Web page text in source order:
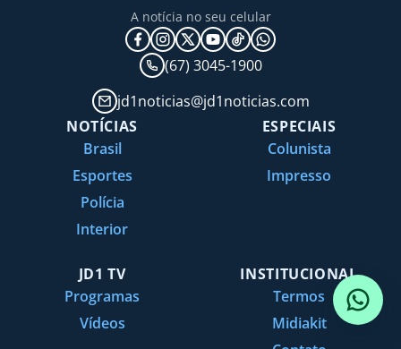
A notícia no seu celular
(67) 3045-1900
jd1noticias@jd1noticias.com
NOTÍCIAS
Brasil
Esportes
Polícia
Interior
ESPECIAIS
Colunista
Impresso
JD1 TV
Programas
Vídeos
INSTITUCIONAL
Termos
Midiakit